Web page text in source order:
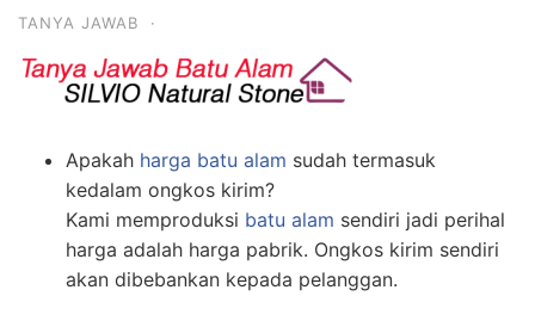
TANYA JAWAB ·
Apakah harga batu alam sudah termasuk
kedalam ongkos kirim?
Kami memproduksi batu alam sendiri jadi perihal
harga adalah harga pabrik. Ongkos kirim sendiri
akan dibebankan kepada pelanggan.